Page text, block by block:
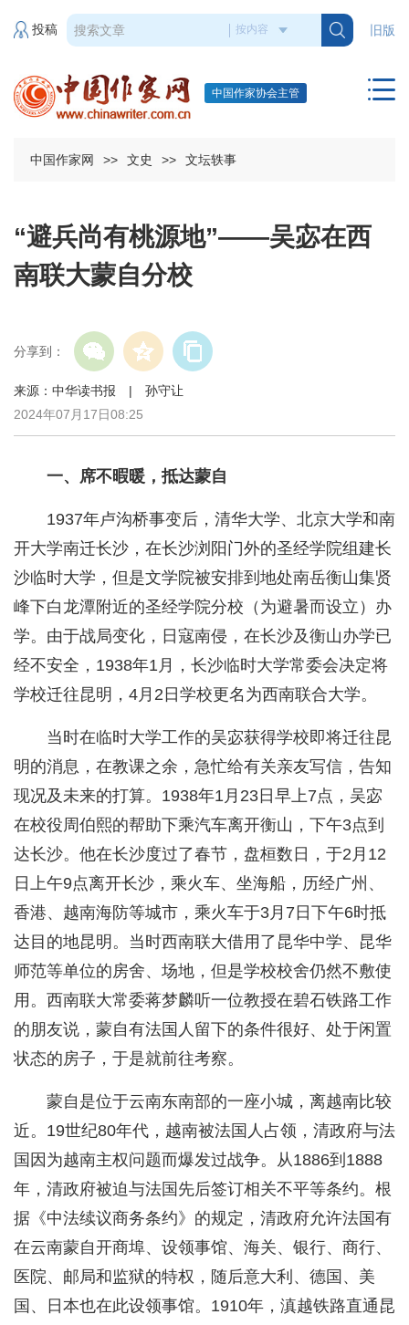
旧版
投稿
中国作家协会主管
中国作家网 >> 文史 >> 文坛轶事
“避兵尚有桃源地”——吴宓在西
南联大蒙自分校
分享到：
来源：中华读书报 | 孙守让
2024年07月17日08:25
一、席不暇暖，抵达蒙自
1937年卢沟桥事变后，清华大学、北京大学和南
开大学南迁长沙，在长沙浏阳门外的圣经学院组建长
沙临时大学，但是文学院被安排到地处南岳衡山集贤
峰下白龙潭附近的圣经学院分校（为避暑而设立）办
学。由于战局变化，日寇南侵，在长沙及衡山办学已
经不安全，1938年1月，长沙临时大学常委会决定将
学校迁往昆明，4月2日学校更名为西南联合大学。
当时在临时大学工作的吴宓获得学校即将迁往昆
明的消息，在教课之余，急忙给有关亲友写信，告知
现况及未来的打算。1938年1月23日早上7点，吴宓
在校役周伯熙的帮助下乘汽车离开衡山，下午3点到
达长沙。他在长沙度过了春节，盘桓数日，于2月12
日上午9点离开长沙，乘火车、坐海船，历经广州、
香港、越南海防等城市，乘火车于3月7日下午6时抵
达目的地昆明。当时西南联大借用了昆华中学、昆华
师范等单位的房舍、场地，但是学校校舍仍然不敷使
用。西南联大常委蒋梦麟听一位教授在碧石铁路工作
的朋友说，蒙自有法国人留下的条件很好、处于闲置
状态的房子，于是就前往考察。
蒙自是位于云南东南部的一座小城，离越南比较
近。19世纪80年代，越南被法国人占领，清政府与法
国因为越南主权问题而爆发过战争。从1886到1888
年，清政府被迫与法国先后签订相关不平等条约。根
据《中法续议商务条约》的规定，清政府允许法国有
在云南蒙自开商埠、设领事馆、海关、银行、商行、
医院、邮局和监狱的特权，随后意大利、德国、美
国、日本也在此设领事馆。1910年，滇越铁路直通昆